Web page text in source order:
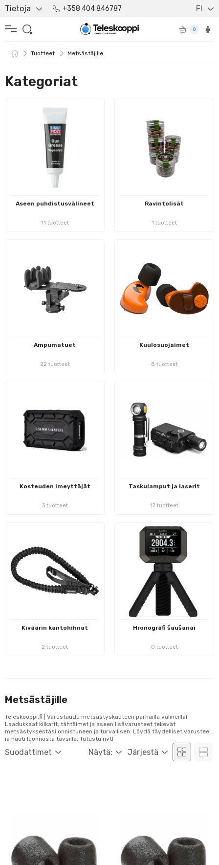
Tietoja +358 404 846787 FI
0
Tuotteet Metsästäjille
Kategoriat
Aseen puhdistusvälineet
11 tuotteet
Ravintolisät
1 tuotteet
Ampumatuet
22 tuotteet
Kuulosuojaimet
8 tuotteet
Kosteuden imeyttäjät
3 tuotteet
Taskulamput ja laserit
17 tuotteet
Kiväärin kantohihnat
2 tuotteet
Hronogrāfi šaušanai
0 tuotteet
Metsästäjille
Suodattimet Näytä: Järjestä
Teleskooppi.fi | Varustaudu metsästyskauteen parhailla välineillä!
Laadukkaat kiikarit, tähtäimet ja aseen lisävarusteet tekevät
metsästyksestäsi onnistuneen ja turvallisen. Löydä täydelliset varusteet
ja nauti luonnosta täysillä. Tutustu nyt!